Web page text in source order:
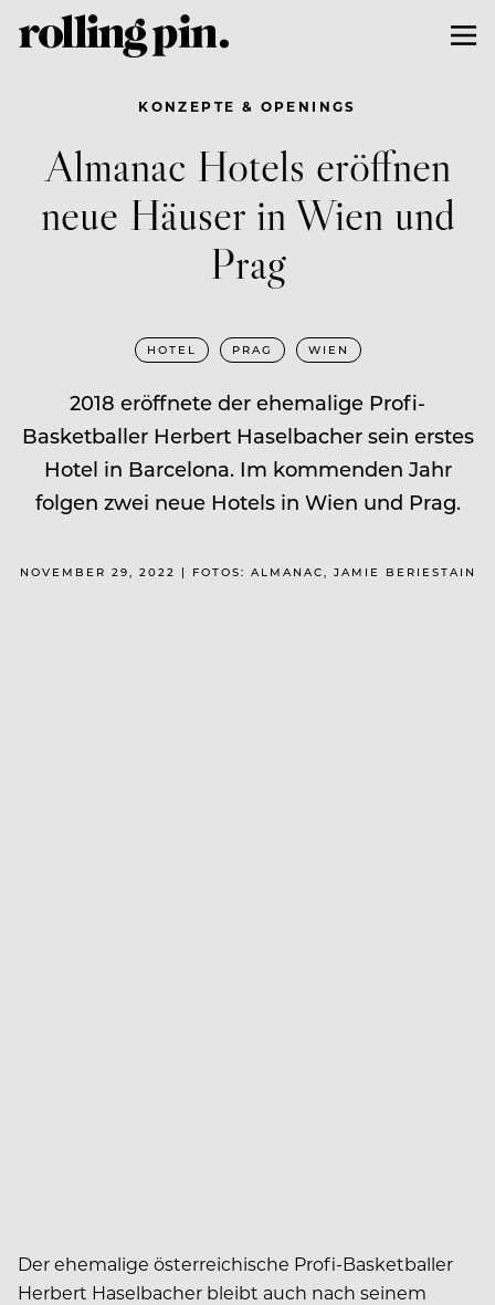
KONZEPTE & OPENINGS
Almanac Hotels eröffnen
neue Häuser in Wien und
Prag
HOTEL PRAG WIEN
2018 eröffnete der ehemalige Profi-
Basketballer Herbert Haselbacher sein erstes
Hotel in Barcelona. Im kommenden Jahr
folgen zwei neue Hotels in Wien und Prag.
NOVEMBER 29, 2022 | FOTOS: ALMANAC, JAMIE BERIESTAIN
Der ehemalige österreichische Profi-Basketballer
Herbert Haselbacher bleibt auch nach seinem